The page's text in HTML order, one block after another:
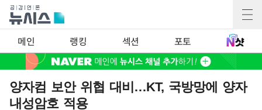
메인 랭킹 섹션 포토
양자컴 보안 위협 대비…KT, 국방망에 양자
내성암호 적용